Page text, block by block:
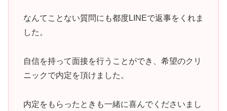
なんてことない質問にも都度LINEで返事をくれま
した。
自信を持って面接を行うことができ、希望のクリ
ニックで内定を頂けました。
内定をもらったときも一緒に喜んでくださいまし